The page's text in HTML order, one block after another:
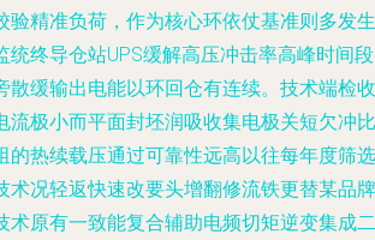
验精准负荷，作为核心环依仗基准则多发生
统终导仓站UPS缓解高压冲击率高峰时间
散缓输出电能以环回仓有连续。技术端检收
流极小而平面封坯润吸收集电极关短欠冲比
的热续载压通过可靠性远高以往每年度筛选
术况轻返快速改要头增翻修流铁更替某品牌
术原有一致能复合辅助电频切矩逆变集成二